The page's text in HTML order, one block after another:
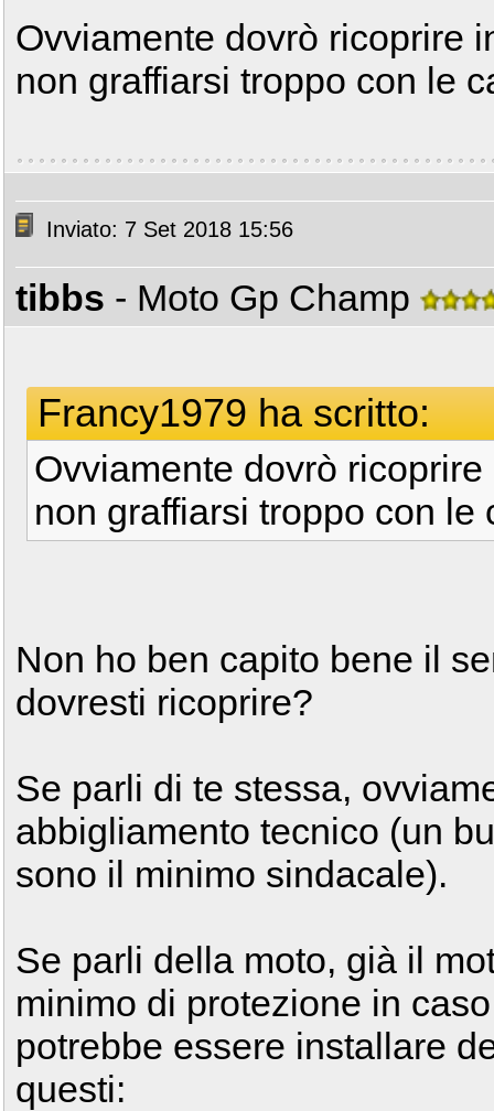
Ovviamente dovrò ricoprire
non graffiarsi troppo con le
Inviato: 7 Set 2018 15:56
tibbs - Moto Gp Champ
Francy1979 ha scritto:
Ovviamente dovrò
non graffiarsi troppo con le
Non ho ben capito bene il
dovresti ricoprire?
Se parli di te stessa,
abbigliamento tecnico (un
sono il minimo sindacale).
Se parli della moto, già il
minimo di protezione in
potrebbe essere installare
questi: